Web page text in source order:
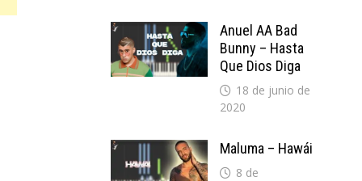
Anuel AA Bad
Bunny – Hasta
Que Dios Diga
18 de junio de
2020
Maluma – Hawái
8 de